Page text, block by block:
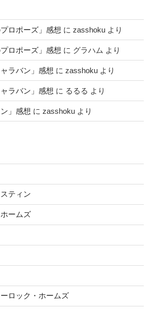
プロポーズ」感想 に zasshoku より
プロポーズ」感想 に グラハム より
ラバン」感想 に zasshoku より
ラバン」感想 に るるる より
」感想 に zasshoku より
ティン
ームズ
ロック・ホームズ